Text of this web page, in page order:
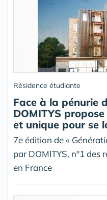
Résidence étudiante
Face à la pénurie
DOMITYS
et unique pour se
7e édition de «
par DOMITYS, n°1 des
en France